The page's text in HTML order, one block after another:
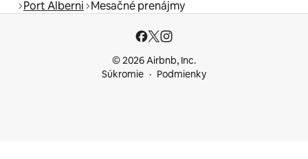
Port Alberni Mesačné prenájmy
© 2026 Airbnb, Inc.
Súkromie
Podmienky